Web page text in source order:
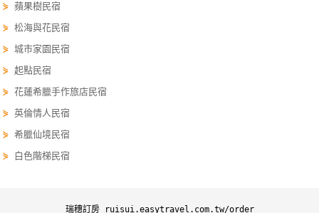
員
帳
戶
客
服
聯
單
⋟蘋果樹民宿
⋟松海與花民宿
⋟城市家園民宿
⋟起點民宿
⋟花蓮希臘手作旅店民宿
⋟英倫情人民宿
⋟希臘仙境民宿
⋟
白色階梯民宿
瑞穗訂房 ruisui.easytravel.com.tw/order